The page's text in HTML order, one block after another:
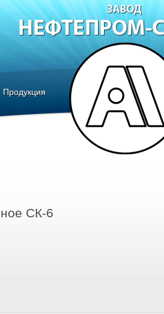
Продукция
СК-6